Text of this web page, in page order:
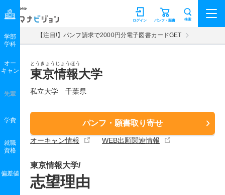
マナビジョン パンフ・願書
ログイン 検索
【注目!】パンフ請求で2000円分電子図書カードGET
とうきょうじょうほう
東京情報大学
私立大学 千葉県
パンフ・願書取り寄せ
オーキャン情報 WEB出願関連情報
学部
学科
オー
キャン
先輩
学費
就職
資格
偏差値
東京情報大学/
志望理由